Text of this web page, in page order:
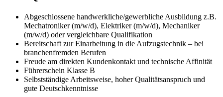
Abgeschlossene handwerkliche/gewerbliche Ausbildung z.B.
Mechatroniker (m/w/d), Elektriker (m/w/d), Mechaniker
(m/w/d) oder vergleichbare Qualifikation
Bereitschaft zur Einarbeitung in die Aufzugstechnik – bei
branchenfremden Berufen
Freude am direkten Kundenkontakt und technische Affinität
Führerschein Klasse B
Selbstständige Arbeitsweise, hoher Qualitätsanspruch und
gute Deutschkenntnisse